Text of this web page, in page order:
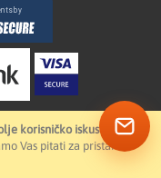
korisničko iskustvo. U
Vas pitati za pristanak